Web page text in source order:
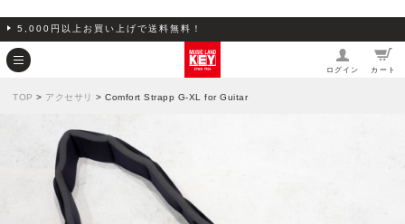
5,000円以上お買い上げで送料無料！
ログイン カート
TOP > アクセサリ > Comfort Strapp G-XL for Guitar